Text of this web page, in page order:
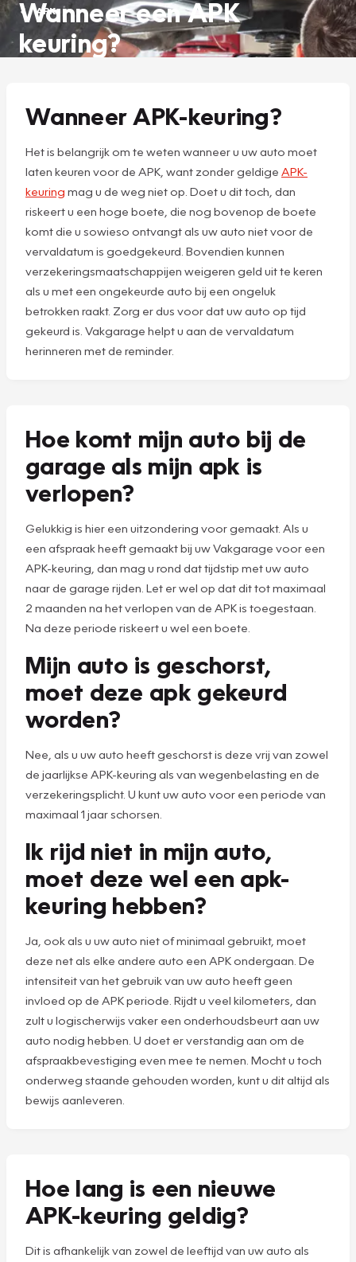
APK
Wanneer een APK
keuring?
Wanneer APK-keuring?
Het is belangrijk om te weten wanneer u uw auto moet
laten keuren voor de APK, want zonder geldige APK-
keuring mag u de weg niet op. Doet u dit toch, dan
riskeert u een hoge boete, die nog bovenop de boete
komt die u sowieso ontvangt als uw auto niet voor de
vervaldatum is goedgekeurd. Bovendien kunnen
verzekeringsmaatschappijen weigeren geld uit te keren
als u met een ongekeurde auto bij een ongeluk
betrokken raakt. Zorg er dus voor dat uw auto op tijd
gekeurd is. Vakgarage helpt u aan de vervaldatum
herinneren met de reminder.
Hoe komt mijn auto bij de
garage als mijn apk is
verlopen?
Gelukkig is hier een uitzondering voor gemaakt. Als u
een afspraak heeft gemaakt bij uw Vakgarage voor een
APK-keuring, dan mag u rond dat tijdstip met uw auto
naar de garage rijden. Let er wel op dat dit tot maximaal
2 maanden na het verlopen van de APK is toegestaan.
Na deze periode riskeert u wel een boete.
Mijn auto is geschorst,
moet deze apk gekeurd
worden?
Nee, als u uw auto heeft geschorst is deze vrij van zowel
de jaarlijkse APK-keuring als van wegenbelasting en de
verzekeringsplicht. U kunt uw auto voor een periode van
maximaal 1 jaar schorsen.
Ik rijd niet in mijn auto,
moet deze wel een apk-
keuring hebben?
Ja, ook als u uw auto niet of minimaal gebruikt, moet
deze net als elke andere auto een APK ondergaan. De
intensiteit van het gebruik van uw auto heeft geen
invloed op de APK periode. Rijdt u veel kilometers, dan
zult u logischerwijs vaker een onderhoudsbeurt aan uw
auto nodig hebben. U doet er verstandig aan om de
afspraakbevestiging even mee te nemen. Mocht u toch
onderweg staande gehouden worden, kunt u dit altijd als
bewijs aanleveren.
Hoe lang is een nieuwe
APK-keuring geldig?
Dit is afhankelijk van zowel de leeftijd van uw auto als